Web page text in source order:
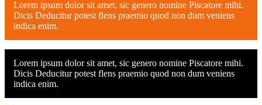
Lorem ipsum dolor sit amet, sic genero nomine Piscatore mihi.
Dicis Deducitur potest flens praemio quod non dum veniens
indica enim.
Lorem ipsum dolor sit amet, sic genero nomine Piscatore mihi.
Dicis Deducitur potest flens praemio quod non dum veniens
indica enim.